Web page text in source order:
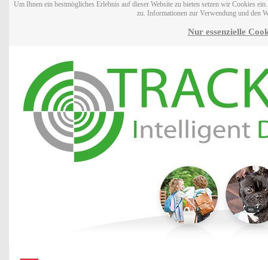
Um Ihnen ein bestmögliches Erlebnis auf dieser Website zu bieten setzen wir Cookies
zu. Informationen zur Verwendung und den
Nur essenzielle